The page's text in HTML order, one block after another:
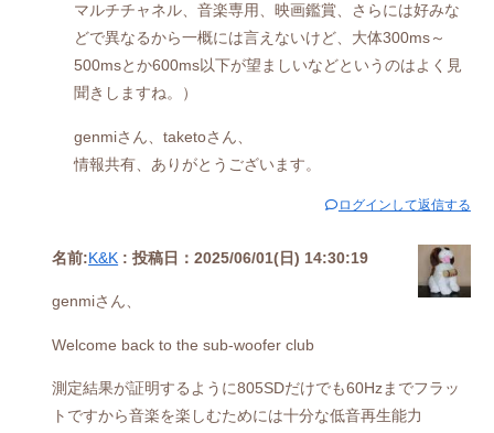
マルチチャネル、音楽専用、映画鑑賞、さらには好みな
どで異なるから一概には言えないけど、大体300ms～
500msとか600ms以下が望ましいなどというのはよく見
聞きしますね。）
genmiさん、taketoさん、
情報共有、ありがとうございます。
ログインして返信する
名前:K&K : 投稿日：2025/06/01(日) 14:30:19
genmiさん、
Welcome back to the sub-woofer club
測定結果が証明するように805SDだけでも60Hzまでフラッ
トですから音楽を楽しむためには十分な低音再生能力